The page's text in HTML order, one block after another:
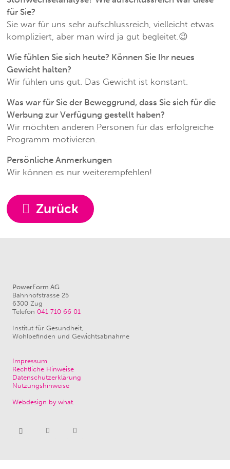
für Sie?
Sie war für uns sehr aufschlussreich, vielleicht etwas
kompliziert, aber man wird ja gut begleitet.😉
Wie fühlen Sie sich heute? Können Sie Ihr neues
Gewicht halten?
Wir fühlen uns gut. Das Gewicht ist konstant.
Was war für Sie der Beweggrund, dass Sie sich für die
Werbung zur Verfügung gestellt haben?
Wir möchten anderen Personen für das erfolgreiche
Programm motivieren.
Persönliche Anmerkungen
Wir können es nur weiterempfehlen!
Zurück
PowerForm AG
Bahnhofstrasse 25
6300 Zug
Telefon 041 710 66 01
Institut für Gesundheit,
Wohlbefinden und Gewichtsabnahme
Impressum
Rechtliche Hinweise
Datenschutzerklärung
Nutzungshinweise
Webdesign by what.